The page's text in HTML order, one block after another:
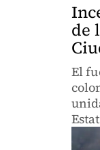
de
El